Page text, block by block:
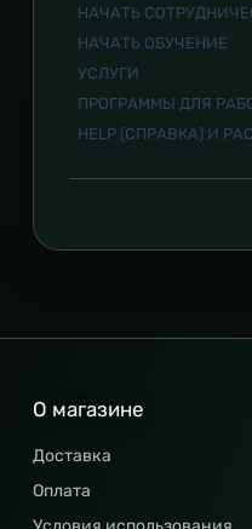
НАЧАТЬ
НАЧАТЬ ОБУЧЕНИЕ
УСЛУГИ
ПРОГРАММЫ ДЛЯ
HELP (СПРАВКА) И
О магазине
Доставка
Оплата